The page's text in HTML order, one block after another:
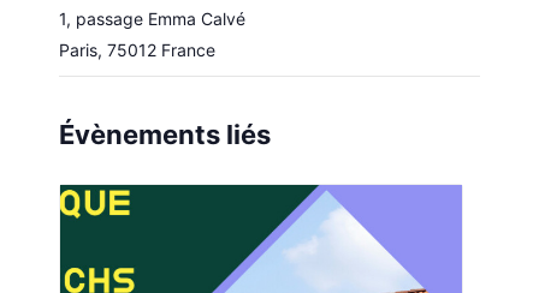
1, passage Emma Calvé
Paris, 75012 France
Évènements liés